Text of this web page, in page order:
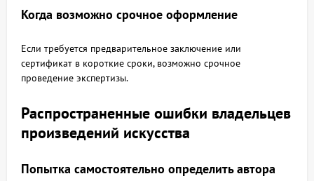
Когда возможно срочное оформление
Если требуется предварительное заключение или
сертификат в короткие сроки, возможно срочное
проведение экспертизы.
Распространенные ошибки владельцев
произведений искусства
Попытка самостоятельно определить автора